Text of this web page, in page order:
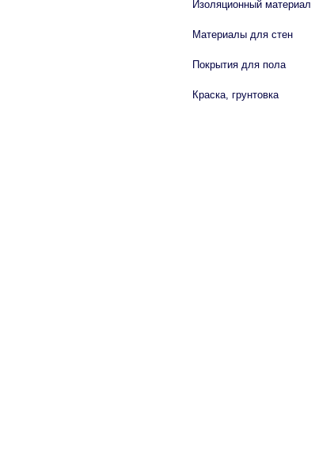
Изоляционный материал
Материалы для стен
Покрытия для пола
Краска, грунтовка